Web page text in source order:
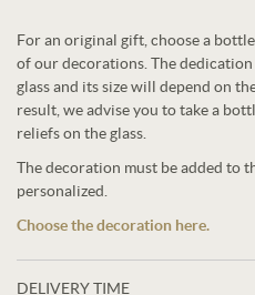
For an original gift, choose a
of our decorations. The
glass and its size will depend on
result, we advise you to take a
reliefs on the glass.
The decoration must be added to
personalized.
Choose the decoration here.
DELIVERY TIME